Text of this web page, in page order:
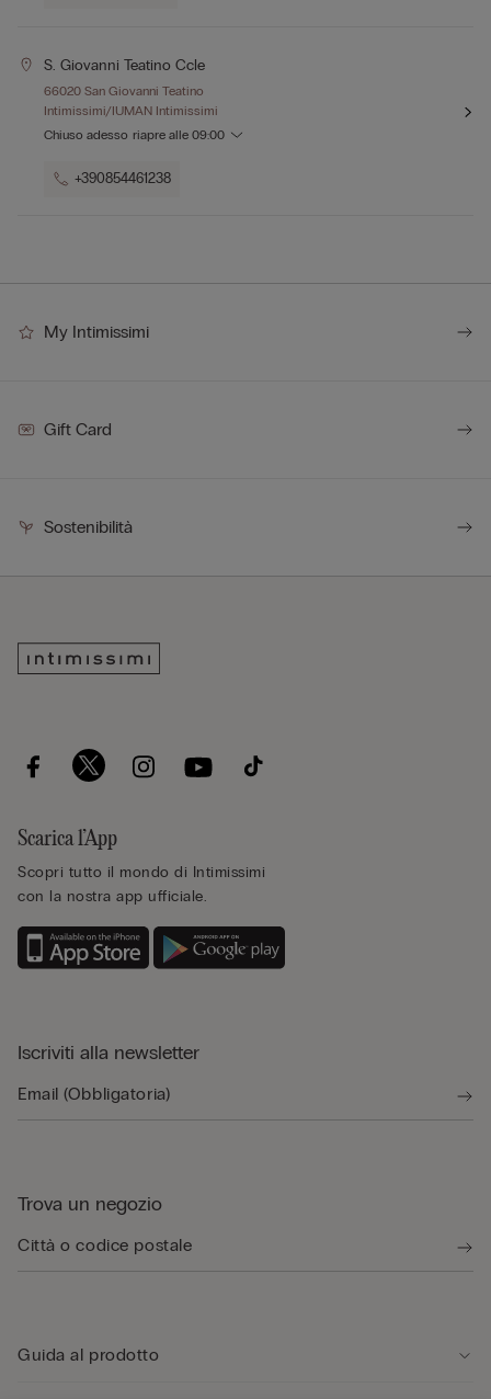
S. Giovanni Teatino Ccle
66020 San Giovanni Teatino
Intimissimi/IUMAN Intimissimi
Chiuso adesso riapre alle 09:00
+390854461238
My Intimissimi
Gift Card
Sostenibilità
Scarica l’App
Scopri tutto il mondo di Intimissimi
con la nostra app ufficiale.
Iscriviti alla newsletter
Trova un negozio
Guida al prodotto